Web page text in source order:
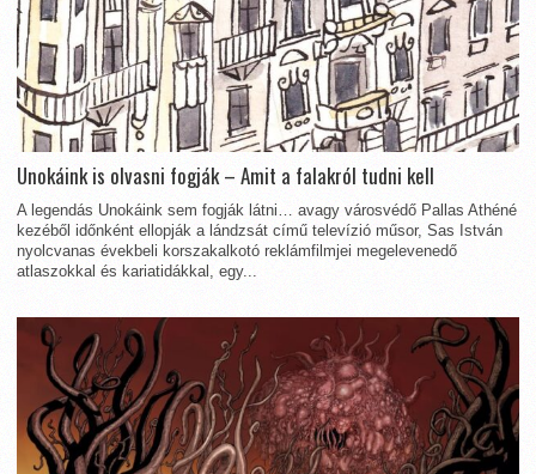
Unokáink is olvasni fogják – Amit a falakról tudni kell
A legendás Unokáink sem fogják látni… avagy városvédő Pallas Athéné
kezéből időnként ellopják a lándzsát című televízió műsor, Sas István
nyolcvanas évekbeli korszakalkotó reklámfilmjei megelevenedő
atlaszokkal és kariatidákkal, egy...